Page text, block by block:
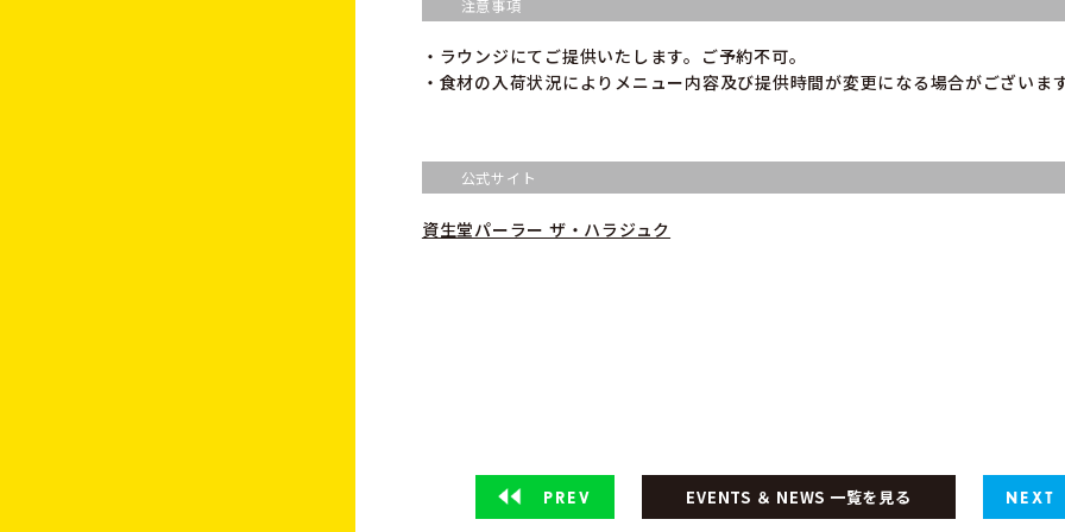
注意事項
・ラウンジにてご提供いたします。ご予約不可。
・食材の入荷状況によりメニュー内容及び提供時間が変更になる場合がございま
公式サイト
資生堂パーラー ザ・ハラジュク
PREV EVENTS ＆ NEWS 一覧を見る NEXT